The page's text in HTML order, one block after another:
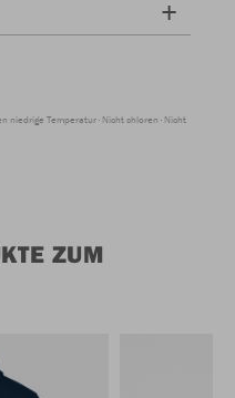
niedrige Temperatur Nicht chloren Nicht
ZUM